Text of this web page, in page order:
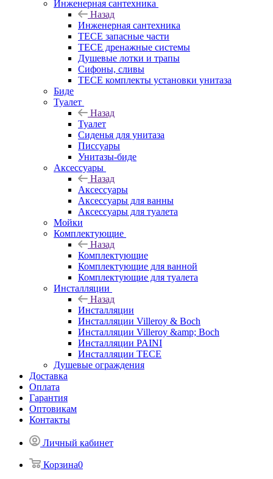
Инженерная сантехника
Назад
Инженерная сантехника
TECE запасные части
TECE дренажные системы
Душевые лотки и трапы
Сифоны, сливы
TECE комплекты установки унитаза
Биде
Туалет
Назад
Туалет
Сиденья для унитаза
Писсуары
Унитазы-биде
Аксессуары
Назад
Аксессуары
Аксессуары для ванны
Аксессуары для туалета
Мойки
Комплектующие
Назад
Комплектующие
Комплектующие для ванной
Комплектующие для туалета
Инсталляции
Назад
Инсталляции
Инсталляции Villeroy & Boch
Инсталляции Villeroy &amp; Boch
Инсталляции PAINI
Инсталляции TECE
Душевые ограждения
Доставка
Оплата
Гарантия
Оптовикам
Контакты
Личный кабинет
Корзина0